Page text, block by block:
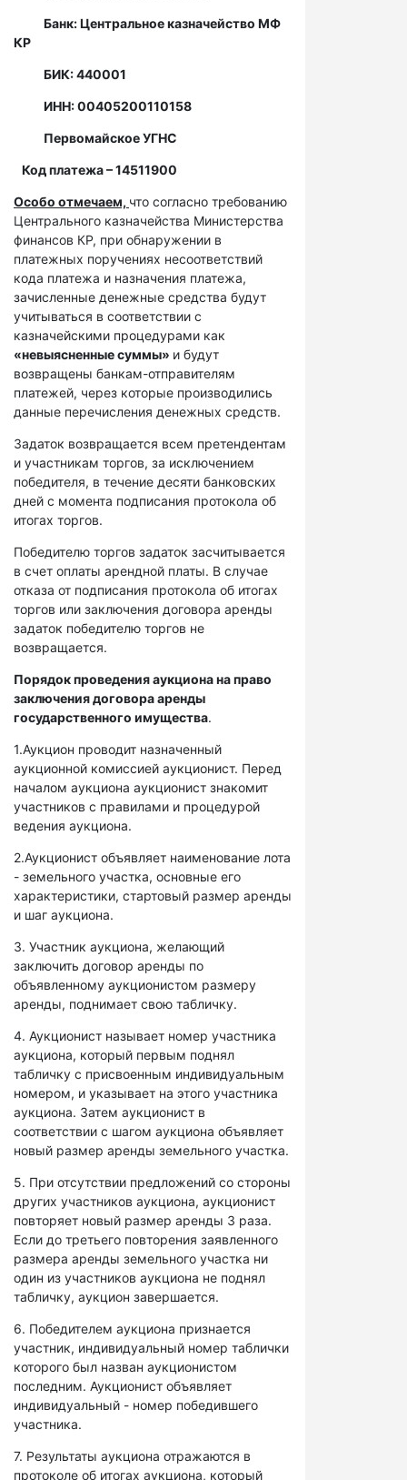
Банк: Центральное казначейство МФ
КР
БИК: 440001
ИНН: 00405200110158
Первомайское УГНС
Код платежа – 14511900
Особо отмечаем, что согласно требованию
Центрального казначейства Министерства
финансов КР, при обнаружении в
платежных поручениях несоответствий
кода платежа и назначения платежа,
зачисленные денежные средства будут
учитываться в соответствии с
казначейскими процедурами как
«невыясненные суммы» и будут
возвращены банкам-отправителям
платежей, через которые производились
данные перечисления денежных средств.
Задаток возвращается всем претендентам
и участникам торгов, за исключением
победителя, в течение десяти банковских
дней с момента подписания протокола об
итогах торгов.
Победителю торгов задаток засчитывается
в счет оплаты арендной платы. В случае
отказа от подписания протокола об итогах
торгов или заключения договора аренды
задаток победителю торгов не
возвращается.
Порядок проведения аукциона на право
заключения договора аренды
государственного имущества.
1.Аукцион проводит назначенный
аукционной комиссией аукционист. Перед
началом аукциона аукционист знакомит
участников с правилами и процедурой
ведения аукциона.
2.Аукционист объявляет наименование лота
- земельного участка, основные его
характеристики, стартовый размер аренды
и шаг аукциона.
3. Участник аукциона, желающий
заключить договор аренды по
объявленному аукционистом размеру
аренды, поднимает свою табличку.
4. Аукционист называет номер участника
аукциона, который первым поднял
табличку с присвоенным индивидуальным
номером, и указывает на этого участника
аукциона. Затем аукционист в
соответствии с шагом аукциона объявляет
новый размер аренды земельного участка.
5. При отсутствии предложений со стороны
других участников аукциона, аукционист
повторяет новый размер аренды 3 раза.
Если до третьего повторения заявленного
размера аренды земельного участка ни
один из участников аукциона не поднял
табличку, аукцион завершается.
6. Победителем аукциона признается
участник, индивидуальный номер таблички
которого был назван аукционистом
последним. Аукционист объявляет
индивидуальный - номер победившего
участника.
7. Результаты аукциона отражаются в
протоколе об итогах аукциона, который